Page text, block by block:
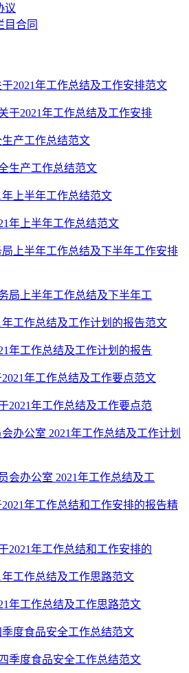
议
目合同
于2021年工作总结及工作安排
生产工作总结范文
年上半年工作总结范文
局上半年工作总结及下半年工
年工作总结及工作计划的报告
2021年工作总结及工作要点范
会办公室 2021年工作总结及工
2021年工作总结和工作安排的
年工作总结及工作思路范文
季度食品安全工作总结范文